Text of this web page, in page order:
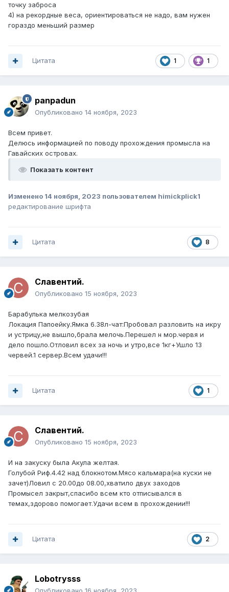
точку заброса
4) на рекордные веса, ориентироваться не надо, вам нужен
гораздо меньший размер
1 1
Цитата
panpadun
Опубликовано 14 ноября, 2023
Всем привет.
Делюсь информацией по поводу прохождения промысла на
Гавайских островах.
Показать контент
Изменено 14 ноября, 2023 пользователем himickplick1
редактирование шрифта
8
Цитата
Славентий.
Опубликовано 15 ноября, 2023
Барабулька мелкозубая
Локация Папоейку.Ямка 6.38л-чат:Пробовал разловить на икру
и устрицу,не вышло,брала мелочь.Перешел н мор.червя и
дело пошло.Отловил всех за ночь и утро,все 1кг+Ушло 13
червей.1 сервер.Всем удачи!!!
1
Цитата
Славентий.
Опубликовано 15 ноября, 2023
И на закуску была Акула желтая.
Голубой Риф.4.42 над блокнотом.Мясо кальмара(на куски не
зачет)Ловил с 20.00до 08.00,хватило двух заходов
Промысел закрыт,спасибо всем кто отписывался в
темах,здорово помогает.Удачи всем в прохождении!!!
2
Цитата
Lobotrysss